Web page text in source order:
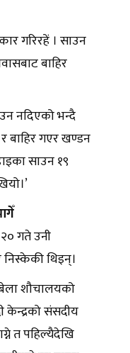
गरिरहें । साउन
बाहिर
नदिएको भन्दै
बाहिर गएर खण्डन
साउन १९
गते उनी
निस्केकी थिइन्।
शौचालयको
केन्द्रको संसदीय
त पहिल्यैदेखि